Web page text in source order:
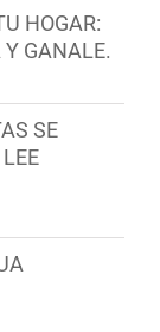
HOGAR:
GANALE.
SE